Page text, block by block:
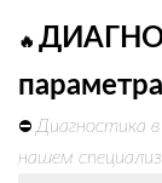
🔥
⛔ Диагностика
нашем